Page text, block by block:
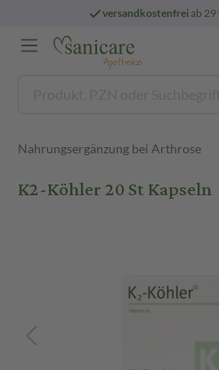
versandkostenfreiab 29
Nahrungsergänzung bei Arthrose
K2-Köhler 20 St Kapseln